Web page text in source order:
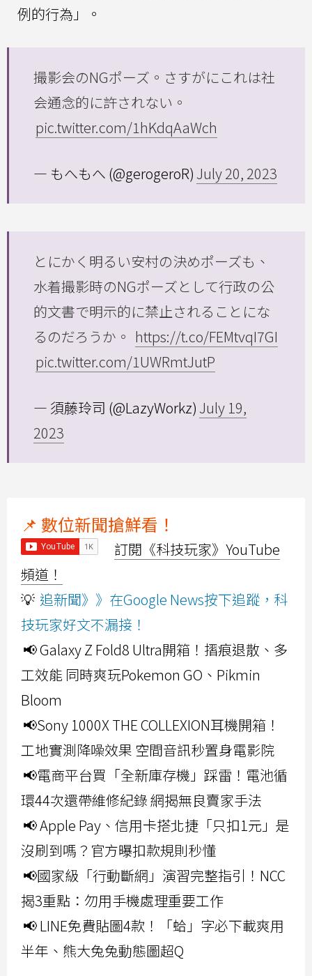
例的行為」。
撮影会のNGポーズ。さすがにこれは社
会通念的に許されない。
pic.twitter.com/1hKdqAaWch
— もへもへ (@gerogeroR) July 20, 2023
とにかく明るい安村の決めポーズも、
水着撮影時のNGポーズとして行政の公
的文書で明示的に禁止されることにな
るのだろうか。 https://t.co/FEMtvqI7GI
pic.twitter.com/1UWRmtJutP
— 須藤玲司 (@LazyWorkz) July 19,
2023
📌 數位新聞搶鮮看！
訂閱《科技玩家》YouTube
頻道！
💡 追新聞》》在Google News按下追蹤，科
技玩家好文不漏接！
📢 Galaxy Z Fold8 Ultra開箱！摺痕退散、多
工效能 同時爽玩Pokemon GO、Pikmin
Bloom
📢Sony 1000X THE COLLEXION耳機開箱！
工地實測降噪效果 空間音訊秒置身電影院
📢電商平台買「全新庫存機」踩雷！電池循
環44次還帶維修紀錄 網揭無良賣家手法
📢 Apple Pay、信用卡搭北捷「只扣1元」是
沒刷到嗎？官方曝扣款規則秒懂
📢國家級「行動斷網」演習完整指引！NCC
揭3重點：勿用手機處理重要工作
📢 LINE免費貼圖4款！「蛤」字必下載爽用
半年、熊大兔兔動態圖超Q